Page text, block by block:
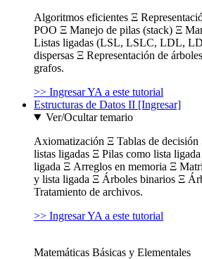
Algoritmos eficientes Ξ
POO Ξ Manejo de pilas (stack) Ξ
Listas ligadas (LSL, LSLC, LDL,
dispersas Ξ Representación de
grafos.
>> Ingresar YA a este tutorial
Estructuras de Datos II [Ingresar]
Ver/Ocultar temario
Axiomatización Ξ Tablas de
listas ligadas Ξ Pilas como lista
ligada Ξ Arreglos en memoria Ξ
y lista ligada Ξ Árboles binarios Ξ
Tratamiento de archivos.
>> Ingresar YA a este tutorial
Matemáticas Básicas y Elementales